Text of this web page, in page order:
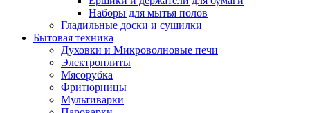
Наборы для мытья полов
Гладильные доски и сушилки
Бытовая техника
Духовки и Микроволновые печи
Электроплиты
Мясорубка
Фритюрницы
Мультиварки